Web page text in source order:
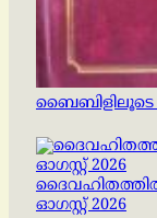
ബൈബിളിലൂടെ
ദൈവഹിതത്തിൽ
ഓഗസ്റ്റ് 2026